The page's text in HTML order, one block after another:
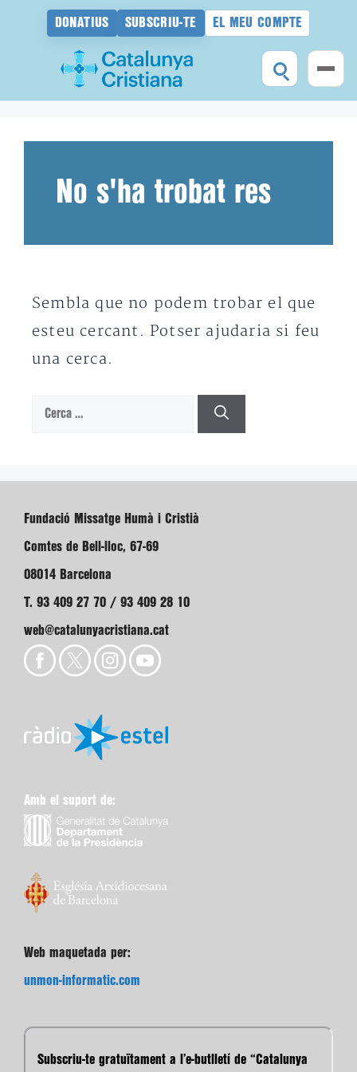
DONATIUS SUBSCRIU-TE EL MEU COMPTE
No s'ha trobat res
Sembla que no podem trobar el que
esteu cercant. Potser ajudaria si feu
una cerca.
Cerca:
Fundació Missatge Humà i Cristià
Comtes de Bell-lloc, 67-69
08014 Barcelona
T. 93 409 27 70 / 93 409 28 10
web@catalunyacristiana.cat
Amb el suport de:
Web maquetada per:
unmon-informatic.com
Subscriu-te gratuïtament a l’e-butlletí de “Catalunya